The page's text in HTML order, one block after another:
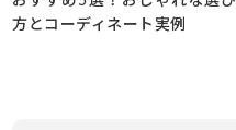
方とコーディネート実例